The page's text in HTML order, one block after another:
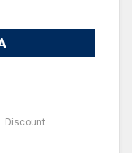
Discount